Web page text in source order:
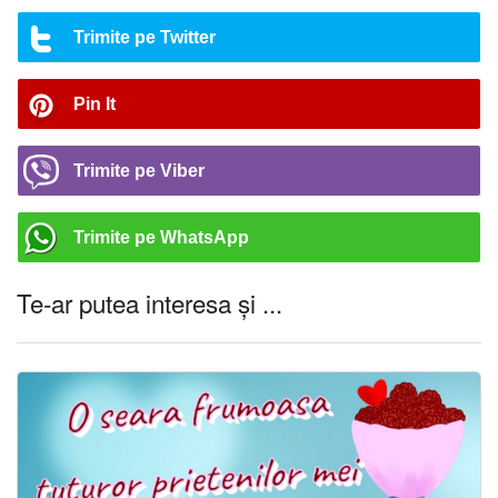
Trimite pe Twitter
Pin It
Trimite pe Viber
Trimite pe WhatsApp
Te-ar putea interesa și ...